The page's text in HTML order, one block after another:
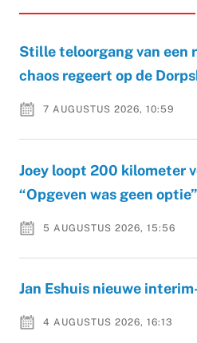
Stille teloorgang van een
chaos regeert op de
7 AUGUSTUS 2026, 10:59
Joey loopt 200 kilometer
“Opgeven was geen optie”
5 AUGUSTUS 2026, 15:56
Jan Eshuis nieuwe
4 AUGUSTUS 2026, 16:13